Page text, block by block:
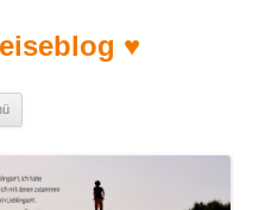
♥